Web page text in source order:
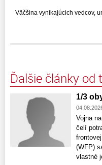
Väčšina vynikajúcich vedcov,
Ďalšie články od
1/3
Vojna
čelí
(WFP)
vlastné